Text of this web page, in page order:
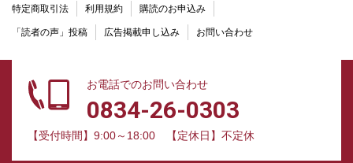
特定商取引法 利用規約 購読のお申込み
「読者の声」投稿 広告掲載申し込み お問い合わせ
お電話でのお問い合わせ
0834-26-0303
【受付時間】9:00～18:00 【定休日】不定休